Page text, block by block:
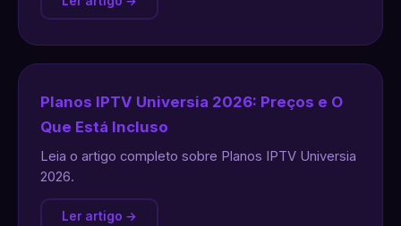
Planos IPTV Universia 2026: Preços e O
Que Está Incluso
Leia o artigo completo sobre Planos IPTV Universia
2026.
Ler artigo →